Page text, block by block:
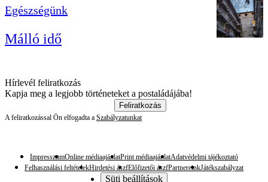
Egészségünk
Málló idő
Hírlevél feliratkozás
Kapja meg a legjobb történeteket a postaládájába!
Feliratkozás
A feliratkozással Ön elfogadta a Szabályzatunkat
ImpresszumOnline médiaajánlatPrint médiaajánlatAdatvédelmi tájékoztató
Felhasználási feltételekHirdetési ászfElőfizetői ászfPartnereinkJátékszabályzat
Süti beállítások